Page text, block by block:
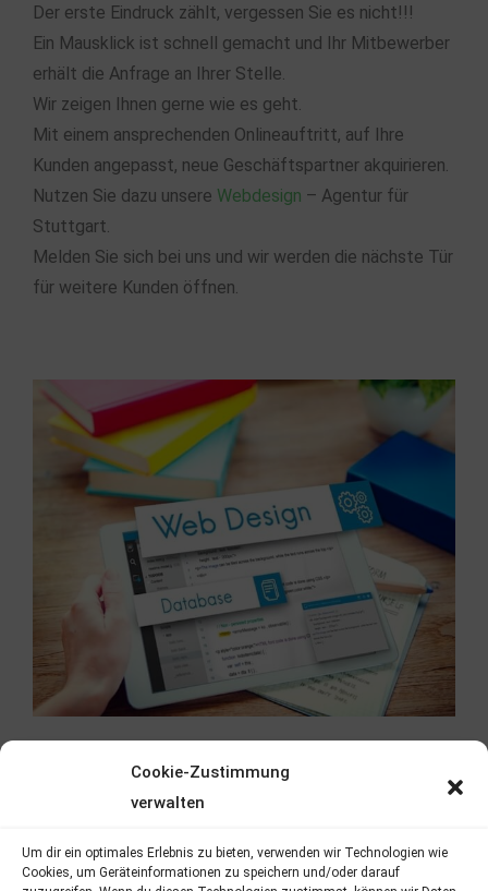
Cookie-Zustimmung
verwalten
Um dir ein optimales Erlebnis zu bieten, verwenden wir Technologien wie
Cookies, um Geräteinformationen zu speichern und/oder darauf
Der erste Eindruck zählt, vergessen Sie es nicht!!!
Ein Mausklick ist schnell gemacht und Ihr Mitbewerber
erhält die Anfrage an Ihrer Stelle.
Wir zeigen Ihnen gerne wie es geht.
Mit einem ansprechenden Onlineauftritt, auf Ihre
Kunden angepasst, neue Geschäftspartner akquirieren.
Nutzen Sie dazu unsere Webdesign – Agentur für
Stuttgart.
Melden Sie sich bei uns und wir werden die nächste Tür
für weitere Kunden öffnen.